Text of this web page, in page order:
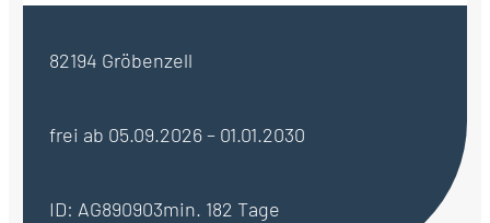
82194 Gröbenzell
frei ab 05.09.2026 – 01.01.2030
ID: AG890903min. 182 Tage